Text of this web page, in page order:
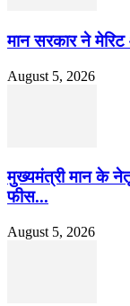
मान सरकार ने मेरिट
August 5, 2026
मुख्यमंत्री मान के
फीस...
August 5, 2026